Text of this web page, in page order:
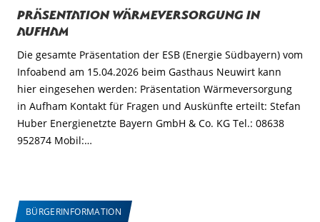
Präsentation Wärmeversorgung in
Aufham
Die gesamte Präsentation der ESB (Energie Südbayern) vom
Infoabend am 15.04.2026 beim Gasthaus Neuwirt kann
hier eingesehen werden: Präsentation Wärmeversorgung
in Aufham Kontakt für Fragen und Auskünfte erteilt: Stefan
Huber Energienetzte Bayern GmbH & Co. KG Tel.: 08638
952874 Mobil:…
BÜRGERINFORMATION